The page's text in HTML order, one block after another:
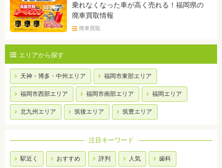
乗れなくなった車が高く売れる！福岡県の
廃車買取情報
廃車買取
エリアから探す
天神・博多・中州エリア 福岡市東部エリア
福岡市西部エリア 福岡市南部エリア 福岡エリア
北九州エリア 筑後エリア 筑豊エリア
注目キーワード
駅近く おすすめ 評判 人気 歯科